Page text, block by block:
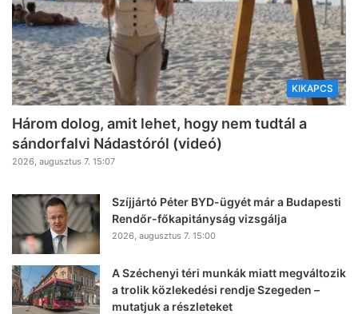
KIKAPCS
Három dolog, amit lehet, hogy nem tudtál a
sándorfalvi Nádastóról (videó)
2026, augusztus 7. 15:07
Szíjjártó Péter BYD-ügyét már a Budapesti
Rendőr-főkapitányság vizsgálja
2026, augusztus 7. 15:00
A Széchenyi téri munkák miatt megváltozik
a trolik közlekedési rendje Szegeden –
mutatjuk a részleteket